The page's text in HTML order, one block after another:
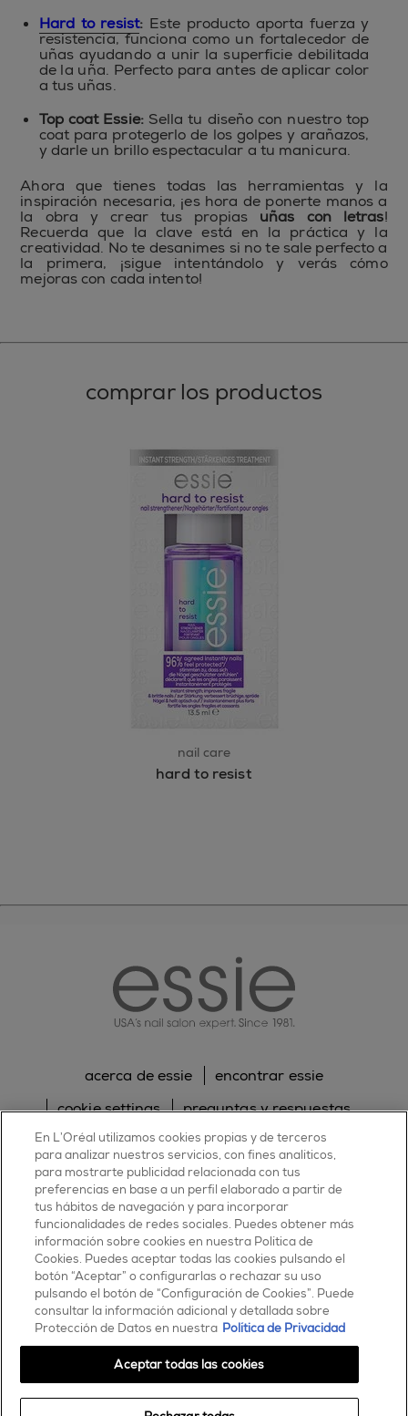
Hard to resist: Este producto aporta fuerza y
resistencia, funciona como un fortalecedor de
uñas ayudando a unir la superficie debilitada
de la uña. Perfecto para antes de aplicar color
a tus uñas.
Top coat Essie:Sella tu diseño con nuestro top
coat para protegerlo de los golpes y arañazos,
y darle un brillo espectacular a tu manicura.
Ahora que tienes todas las herramientas y la
inspiración necesaria, ¡es hora de ponerte manos a
la obra y crear tus propias uñas con letras!
Recuerda que la clave está en la práctica y la
creatividad. No te desanimes si no te sale perfecto a
la primera, ¡sigue intentándolo y verás cómo
mejoras con cada intento!
comprar los productos
nail care
hard to resist
acerca de essie
encontrar essie
cookie settings
preguntas y respuestas
sitemap
contacta con nosotros
política de cookies
política de privacidad
facebooktwitterpinterestyoutube
ESSIE
30, rue d’Alsace – 92300 Levallois-Perret
FRANCE
En L’Oréal utilizamos cookies propias y de terceros
para analizar nuestros servicios, con fines analíticos,
para mostrarte publicidad relacionada con tus
preferencias en base a un perfil elaborado a partir de
tus hábitos de navegación y para incorporar
funcionalidades de redes sociales. Puedes obtener más
información sobre cookies en nuestra Política de
Cookies. Puedes aceptar todas las cookies pulsando el
botón “Aceptar” o configurarlas o rechazar su uso
pulsando el botón de “Configuración de Cookies”. Puede
consultar la información adicional y detallada sobre
Protección de Datos en nuestra Política de Privacidad
Aceptar todas las cookies